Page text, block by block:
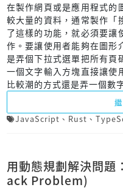
在製作網頁或是應用程式的
較大量的資料，通常製作「
了這樣的功能，就必須要讓
作。要讓使用者能夠在圖形
是弄個下拉式選單把所有頁
一個文字輸入方塊直接讓使
比較潮的方式還是弄一個
JavaScript 、 Rust 、
用動態規劃解決問
ack Problem)